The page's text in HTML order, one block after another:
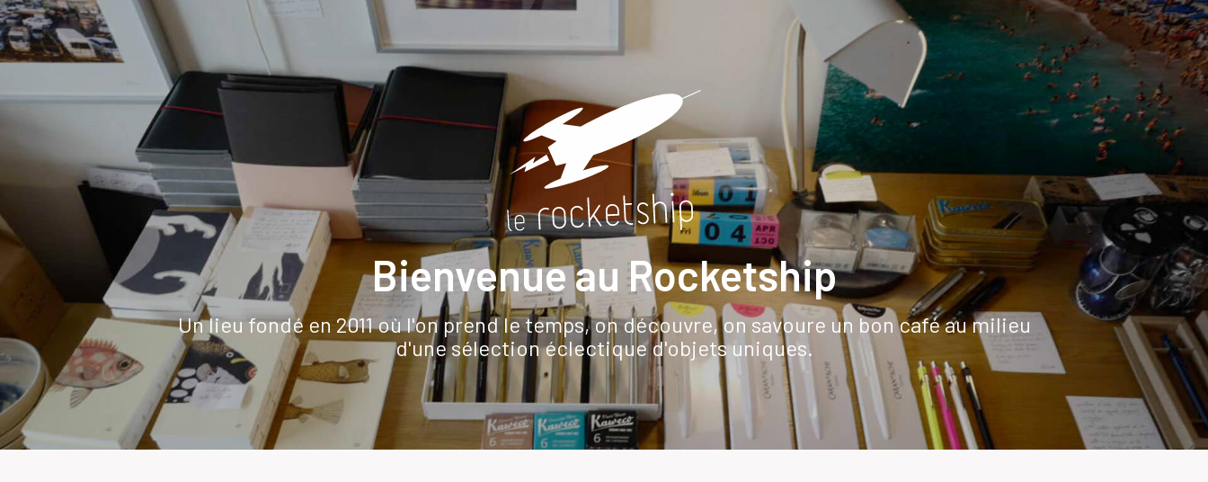
Bienvenue au Rocketship
Un lieu fondé en 2011 où l'on prend le temps, on découvre, on savoure un bon café au milieu
d'une sélection éclectique d'objets uniques.